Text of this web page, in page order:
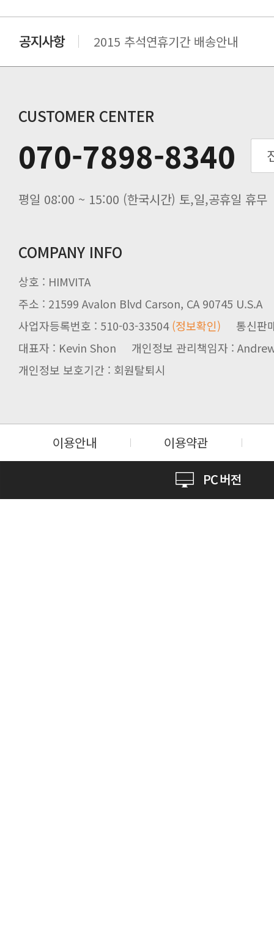
2015 추석연휴기간 배송안내
추수감사절 배송안내
추석기간 배송안내
노동절(9월3일) 배송업무 안내
입금 고객님을 찾습니다.
CUSTOMER CENTER
070-7898-8340
평일 08:00 ~ 15:00 (한국시간) 토,일,공휴일 휴무
COMPANY INFO
상호 : HIMVITA
주소 : 21599 Avalon Blvd Carson, CA 90745 U.S.A
사업자등록번호 : 510-03-33504(정보확인) 통신판
대표자 : Kevin Shon 개인정보 관리책임자 :
개인정보 보호기간 : 회원탈퇴시
이용안내 이용약관